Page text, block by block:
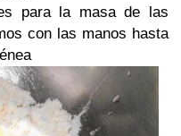
para la masa de las
con las manos hasta